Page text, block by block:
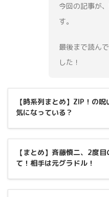
今回の記事が
す。
最後まで読ん
した！
【時系列まとめ】ZIP！の
気になっている？
【まとめ】斉藤慎二、2度
て！相手は元グラドル！